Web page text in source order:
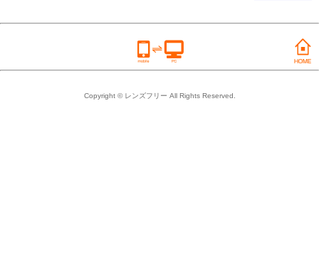
Copyright © レンズフリー All Rights Reserved.